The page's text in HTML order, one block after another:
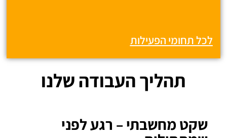
לכל תחומי הפעילות
תהליך העבודה שלנו
שקט מחשבתי – רגע לפני